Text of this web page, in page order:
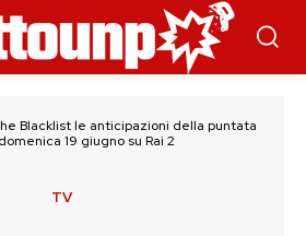
Blacklist le anticipazioni della puntata
19 giugno su Rai 2
TV